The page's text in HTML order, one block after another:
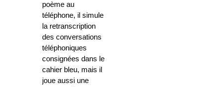
poème au
téléphone, il simule
la retranscription
des conversations
téléphoniques
consignées dans le
cahier bleu, mais il
joue aussi une